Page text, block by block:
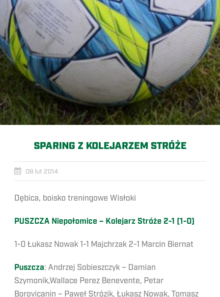
SPARING Z KOLEJARZEM STRÓŻE
08 lut 2014
Dębica, boisko treningowe Wisłoki
PUSZCZA Niepołomice – Kolejarz Stróże 2-1 (1-0)
1-0 Łukasz Nowak 1-1 Majchrzak 2-1 Marcin Biernat
Puszcza: Andrzej Sobieszczyk – Damian
Szymonik,Wallace Perez Benevente, Petar
Borovicanin – Paweł Strózik, Łukasz Nowak, Tomasz